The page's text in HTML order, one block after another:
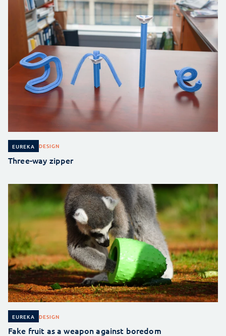
EUREKA DESIGN
Three-way zipper
EUREKA DESIGN
Fake fruit as a weapon against boredom